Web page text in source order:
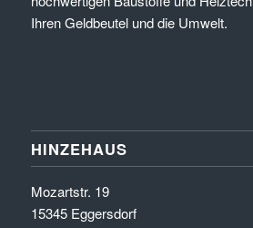
Ihren Geldbeutel und die Umwelt.
HINZEHAUS
Mozartstr. 19
15345 Eggersdorf